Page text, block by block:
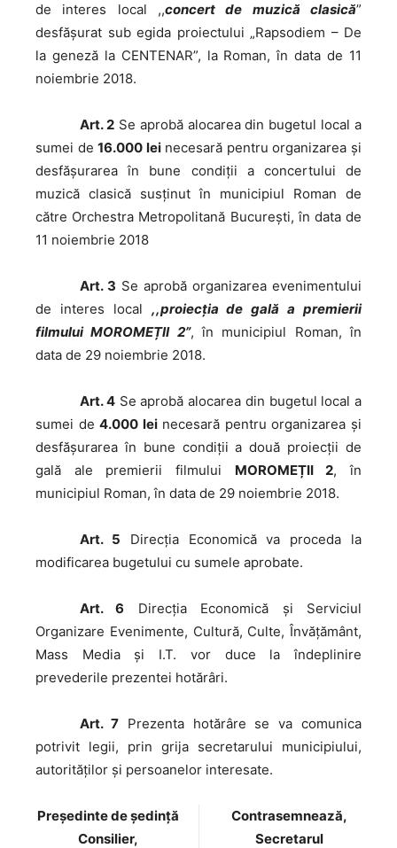
de interes local ,,concert de muzică clasică”
desfășurat sub egida proiectului „Rapsodiem – De
la geneză la CENTENAR”, la Roman, în data de 11
noiembrie 2018.
Art. 2Se aprobă alocarea din bugetul local a
sumei de16.000 leinecesară pentru organizarea și
desfășurarea în bune condiții a concertului de
muzică clasică susținut în municipiul Roman de
către Orchestra Metropolitană București, în data de
11 noiembrie 2018
Art. 3 Se aprobă organizarea evenimentului
de interes local ,,proiecția de gală a premierii
filmului MOROMEȚII 2”, în municipiul Roman, în
data de 29 noiembrie 2018.
Art. 4Se aprobă alocarea din bugetul local a
sumei de4.000 leinecesară pentru organizarea și
desfășurarea în bune condiții a două proiecții de
gală ale premierii filmului MOROMEȚII 2, în
municipiul Roman, în data de 29 noiembrie 2018.
Art. 5 Direcţia Economică va proceda la
modificarea bugetului cu sumele aprobate.
Art. 6 Direcţia Economică și Serviciul
Organizare Evenimente, Cultură, Culte, Învățământ,
Mass Media și I.T. vor duce la îndeplinire
prevederile prezentei hotărâri.
Art. 7Prezenta hotărâre se va comunica
potrivit legii, prin grija secretarului municipiului,
autorităţilor şi persoanelor interesate.
Preşedinte de şedinţă
Consilier,
Contrasemnează,
Secretarul